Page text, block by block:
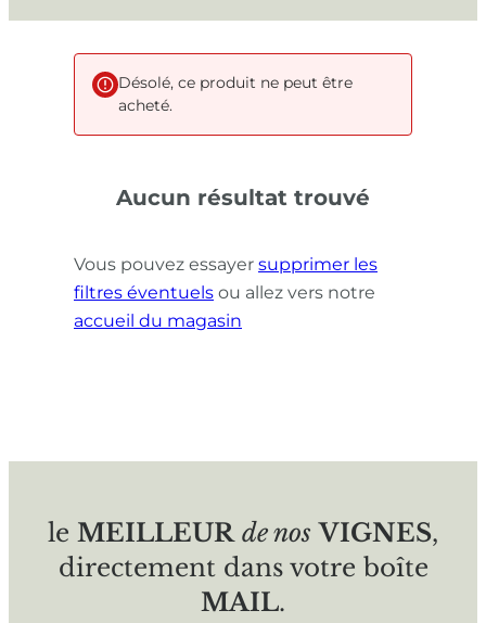
Désolé, ce produit ne peut être
acheté.
Aucun résultat trouvé
Vous pouvez essayer supprimer les
filtres éventuels ou allez vers notre
accueil du magasin
le MEILLEUR de nos VIGNES,
directement dans votre boîte
MAIL.